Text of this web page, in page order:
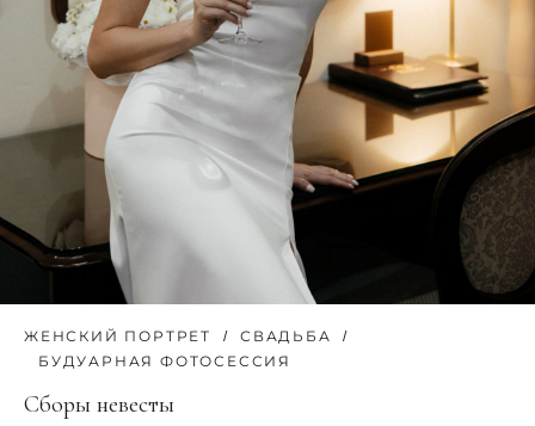
ЖЕНСКИЙ ПОРТРЕТ
СВАДЬБА
БУДУАРНАЯ ФОТОСЕССИЯ
Сборы невесты